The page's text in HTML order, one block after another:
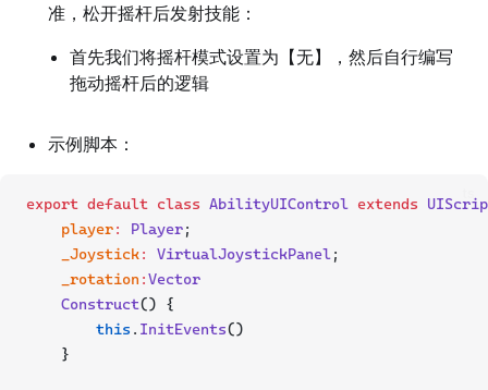
准，松开摇杆后发射技能：
首先我们将摇杆模式设置为【无】，然后自行编写
拖动摇杆后的逻辑
示例脚本：
export default class AbilityUIControl extends
player: Player;
_Joystick: VirtualJoystickPanel ;
_rotation :Vector
Construct() {
this . InitEvents()
    }